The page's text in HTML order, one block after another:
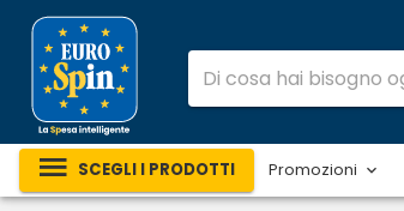
SCEGLI I PRODOTTI Promozioni